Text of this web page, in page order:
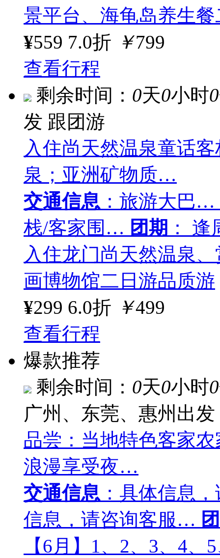
景平台、海龟岛养生
¥559 7.0折 ￥799
查看行程
剩余时间： 0天0小时0
发 跟团游
入住尚天然温泉童话
泉；亚洲矿物质…
交通信息 ：旅游大巴…
栈/客家围… 团期 ：
入住龙门尚天然温泉
画博物馆二日游品质游
¥299 6.0折 ￥499
查看行程
爆款推荐
剩余时间： 0天0小时0
广州、东莞、惠州出发
品尝：当地特色客家
浪漫享受夜…
交通信息 ：具体信息
信息，请咨询客服…
【6月】1、2、3、4